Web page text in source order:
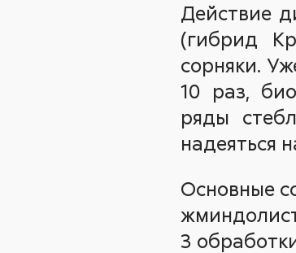
Действие
(гибрид
сорняки.
10 раз,
ряды
надеяться
Основные
3